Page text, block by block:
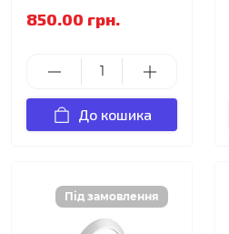
850.00 грн.
До кошика